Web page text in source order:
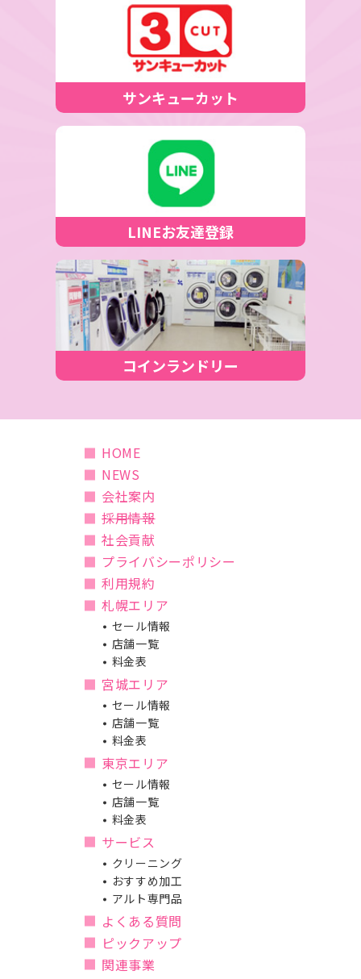
サンキューカット
LINEお友達登録
コインランドリー
HOME
NEWS
会社案内
採用情報
社会貢献
プライバシーポリシー
利用規約
札幌エリア
セール情報
店舗一覧
料金表
宮城エリア
セール情報
店舗一覧
料金表
東京エリア
セール情報
店舗一覧
料金表
サービス
クリーニング
おすすめ加工
アルト専門品
よくある質問
ピックアップ
関連事業